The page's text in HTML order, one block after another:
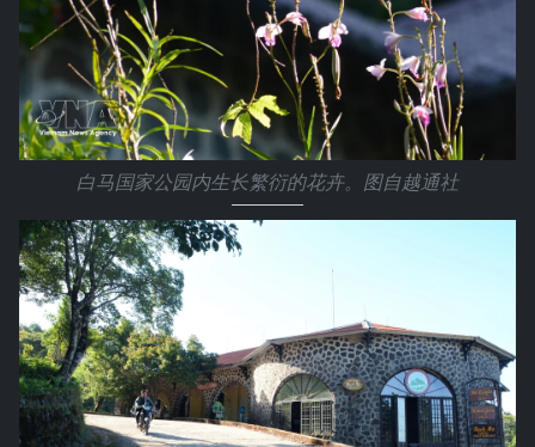
白马国家公园内生长繁衍的花卉。图自越通社